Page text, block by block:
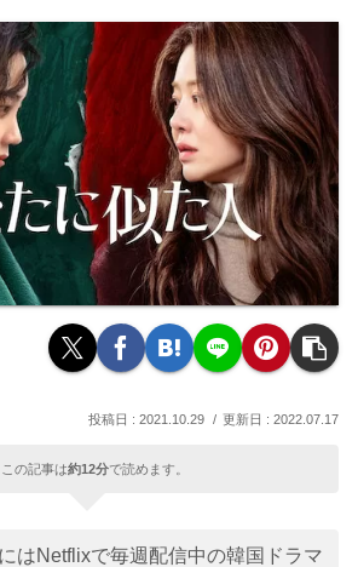
2021.10.29 2022.07.17
この記事は約12分で読めます。
はNetflixで毎週配信中の韓国ドラマ